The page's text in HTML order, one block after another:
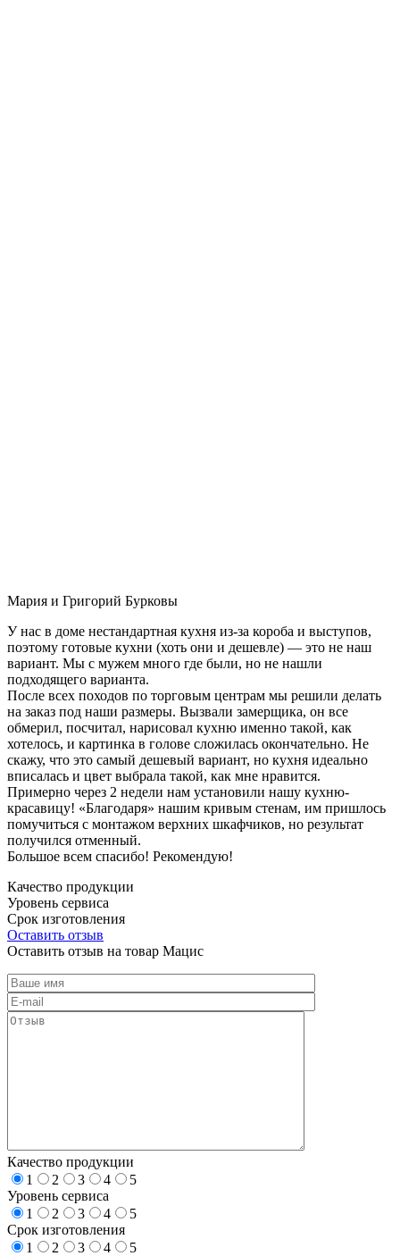
Мария и Григорий Бурковы
У нас в доме нестандартная кухня из-за короба и выступов,
поэтому готовые кухни (хоть они и дешевле) — это не наш
вариант. Мы с мужем много где были, но не нашли
подходящего варианта.
После всех походов по торговым центрам мы решили делать
на заказ под наши размеры. Вызвали замерщика, он все
обмерил, посчитал, нарисовал кухню именно такой, как
хотелось, и картинка в голове сложилась окончательно. Не
скажу, что это самый дешевый вариант, но кухня идеально
вписалась и цвет выбрала такой, как мне нравится.
Примерно через 2 недели нам установили нашу кухню-
красавицу! «Благодаря» нашим кривым стенам, им пришлось
помучиться с монтажом верхних шкафчиков, но результат
получился отменный.
Большое всем спасибо! Рекомендую!
Качество продукции
Уровень сервиса
Срок изготовления
Оставить отзыв
Оставить отзыв на товар Мацис
Качество продукции
1
2 3 4
5
Уровень сервиса
1
2 3 4
5
Срок изготовления
1
2 3 4
5